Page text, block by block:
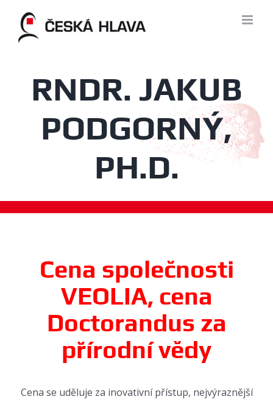
content
RNDR. JAKUB
PODGORNÝ,
PH.D.
Cena společnosti
VEOLIA, cena
Doctorandus za
přírodní vědy
Cena se uděluje za inovativní přístup, nejvýraznější